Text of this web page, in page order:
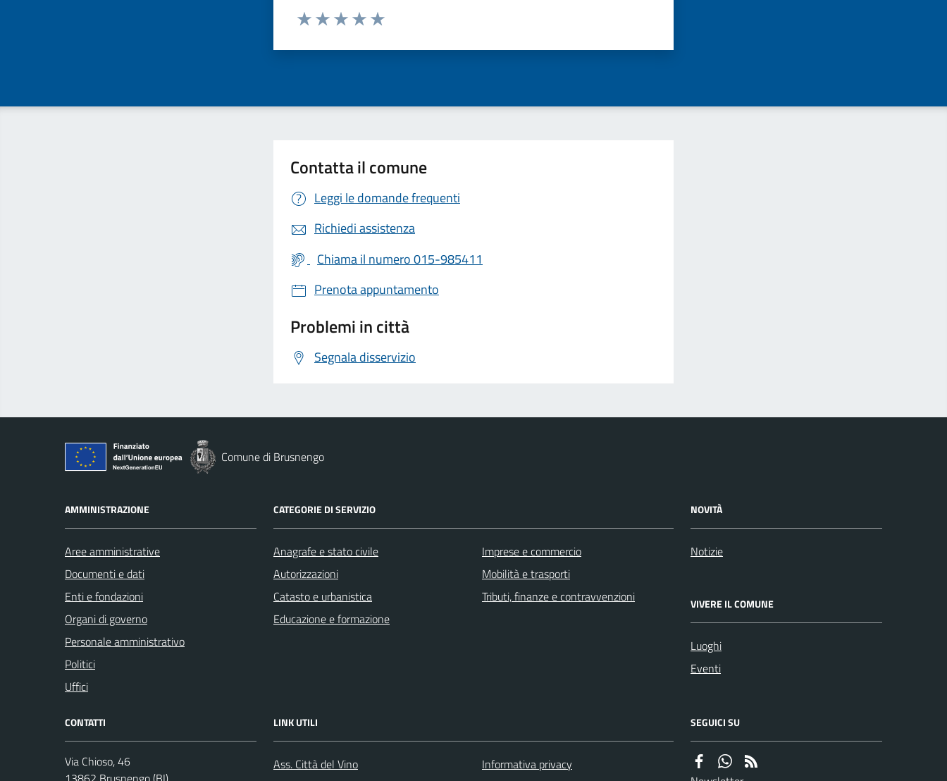
Valuta da 1 a 5 stelle la pagina
Contatta il comune
Leggi le domande frequenti
Richiedi assistenza
Chiama il numero 015-985411
Prenota appuntamento
Problemi in città
Segnala disservizio
Comune di Brusnengo
AMMINISTRAZIONE
Aree amministrative
Documenti e dati
Enti e fondazioni
Organi di governo
Personale amministrativo
Politici
Uffici
CATEGORIE DI SERVIZIO
Anagrafe e stato civile
Autorizzazioni
Catasto e urbanistica
Educazione e formazione
Imprese e commercio
Mobilità e trasporti
Tributi, finanze e contravvenzioni
NOVITÀ
Notizie
VIVERE IL COMUNE
Luoghi
Eventi
CONTATTI
Via Chioso, 46
LINK UTILI
Ass. Città del Vino
Informativa privacy
SEGUICI SU